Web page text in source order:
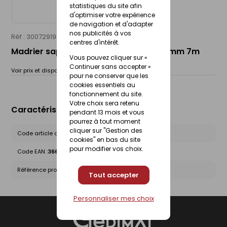
statistiques du site afin
d'optimiser votre expérience
de navigation et d'adapter
nos publicités à vos
centres d'intérêt.
Vous pouvez cliquer sur «
Continuer sans accepter »
pour ne conserver que les
cookies essentiels au
fonctionnement du site.
Votre choix sera retenu
pendant 13 mois et vous
pourrez à tout moment
cliquer sur "Gestion des
cookies" en bas du site
pour modifier vos choix.
Tout accepter
Personnaliser mes choix
Réf : 30072919
Madrier sapin traité sec 22% - 75x225mm 7m
Voir prix et disponibilité en magasin
Caractéristiques du produit
Code article chez le fournisseur :2.75.225.0700.S
Code EAN :3661927060200
Référence produit nationale Gedimat : 30072919